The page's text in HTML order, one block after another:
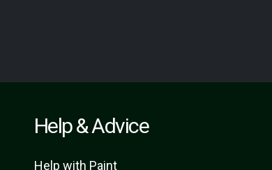
Help & Advice
Help with Paint